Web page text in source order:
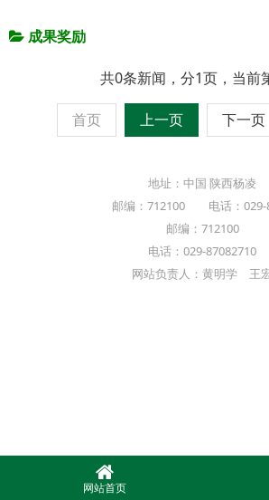
成果奖励
共0条新闻，分1页，当前
首页 上一页 下一页
地址：中国 陕西杨凌
邮编：712100 电话：029-
邮编：712100
电话：029-87082710
网站负责人：黄明学 王
网站首页